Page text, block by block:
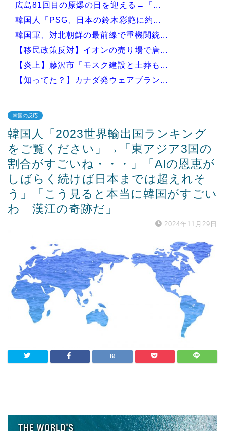
広島81回目の原爆の日を迎える←「...
韓国人「PSG、日本の鈴木彩艶に約...
韓国軍、対北朝鮮の最前線で重機関銃...
【移民政策反対】イオンの売り場で唐...
【炎上】藤沢市「モスク建設と土葬も...
【知ってた？】カナダ発ウェアブラン...
Powered by livedoor 相互RSS
韓国の反応
韓国人「2023世界輸出国ランキング
をご覧ください」→「東アジア3国の
割合がすごいね・・・」「AIの恩恵が
しばらく続けば日本までは超えれそ
う」「こう見ると本当に韓国がすごい
わ 漢江の奇跡だ」
2024年11月29日